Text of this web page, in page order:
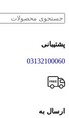
پشتیبانی
03132100060
ارسال به